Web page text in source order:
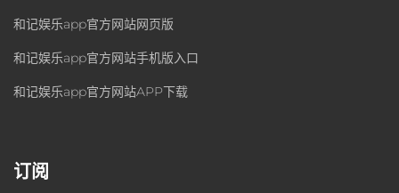
和记娱乐app官方网站网页版
和记娱乐app官方网站手机版入口
和记娱乐app官方网站APP下载
订阅